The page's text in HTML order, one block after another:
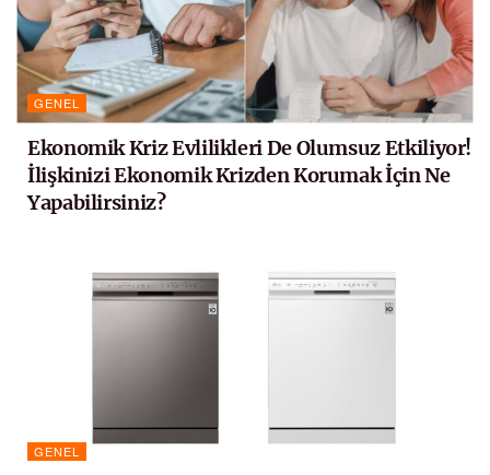
GENEL
Ekonomik Kriz Evlilikleri De Olumsuz Etkiliyor!
İlişkinizi Ekonomik Krizden Korumak İçin Ne
Yapabilirsiniz?
GENEL